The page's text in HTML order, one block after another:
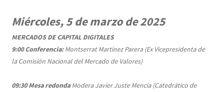
Miércoles, 5 de marzo de 2025
MERCADOS DE CAPITAL DIGITALES
9:00 Conferencia:Montserrat Martínez Parera (Ex Vicepresidenta de
la Comisión Nacional del Mercado de Valores)
09:30 Mesa redondaModera Javier Juste Mencía (Catedrático de